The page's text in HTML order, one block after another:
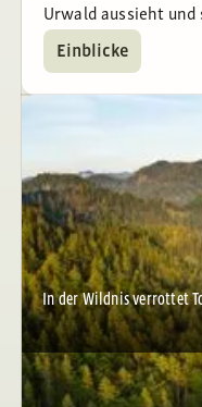
Urwald aussieht
Einblicke
In der Wildnis verrottet